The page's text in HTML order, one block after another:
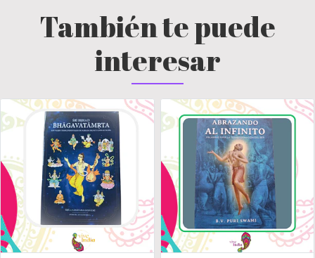
También te puede
interesar